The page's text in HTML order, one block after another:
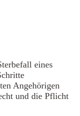
eines
Angehörigen
und die Pflicht